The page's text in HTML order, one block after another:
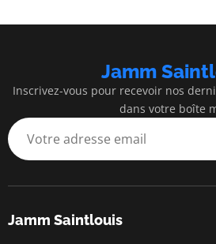
Jamm
Inscrivez-vous pour recevoir nos
dans votre boîte
Jamm Saintlouis